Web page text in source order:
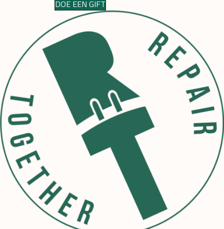
DOE EEN GIFT